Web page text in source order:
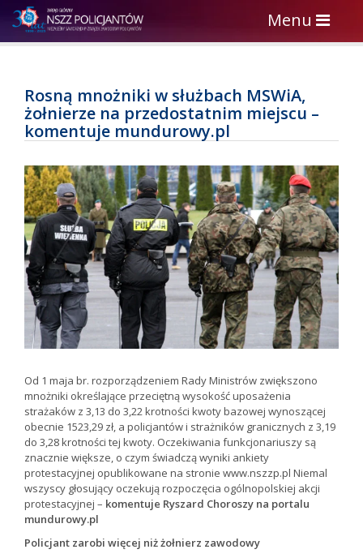
Toggle
navigation
Menu
Rosną mnożniki w służbach MSWiA,
żołnierze na przedostatnim miejscu –
komentuje mundurowy.pl
Od 1 maja br. rozporządzeniem Rady Ministrów zwiększono
mnożniki określające przeciętną wysokość uposażenia
strażaków z 3,13 do 3,22 krotności kwoty bazowej wynoszącej
obecnie 1523,29 zł, a policjantów i strażników granicznych z 3,19
do 3,28 krotności tej kwoty. Oczekiwania funkcjonariuszy są
znacznie większe, o czym świadczą wyniki ankiety
protestacyjnej opublikowane na stronie www.nszzp.pl Niemal
wszyscy głosujący oczekują rozpoczęcia ogólnopolskiej akcji
protestacyjnej – komentuje Ryszard Choroszy na portalu
mundurowy.pl
Policjant zarobi więcej niż żołnierz zawodowy